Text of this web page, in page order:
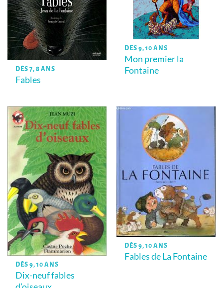
DÈS 7, 8 ANS
Fables
DÈS 9, 10 ANS
Mon premier la
Fontaine
DÈS 9, 10 ANS
Dix-neuf fables
DÈS 9, 10 ANS
Fables de La Fontaine